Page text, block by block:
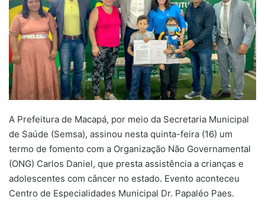
A Prefeitura de Macapá, por meio da Secretaria Municipal
de Saúde (Semsa), assinou nesta quinta-feira (16) um
termo de fomento com a Organização Não Governamental
(ONG) Carlos Daniel, que presta assistência a crianças e
adolescentes com câncer no estado. Evento aconteceu
Centro de Especialidades Municipal Dr. Papaléo Paes.